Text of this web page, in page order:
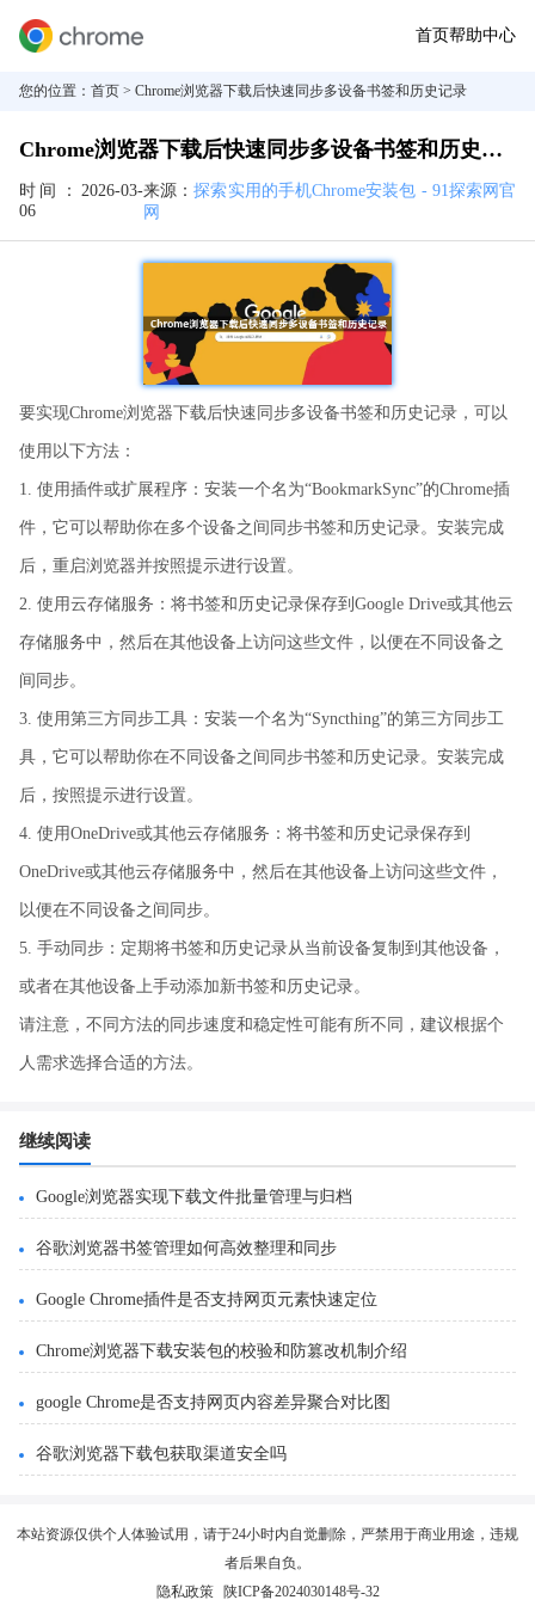
首页帮助中心
您的位置： 首页 > Chrome浏览器下载后快速同步多设备书签和历史记录
Chrome浏览器下载后快速同步多设备书签和历史记录
时间： 2026-03-
06
来源：探索实用的手机Chrome安装包 - 91探索网官
网
要实现Chrome浏览器下载后快速同步多设备书签和历史记录，可以
使用以下方法：
1. 使用插件或扩展程序：安装一个名为“BookmarkSync”的Chrome插
件，它可以帮助你在多个设备之间同步书签和历史记录。安装完成
后，重启浏览器并按照提示进行设置。
2. 使用云存储服务：将书签和历史记录保存到Google Drive或其他云
存储服务中，然后在其他设备上访问这些文件，以便在不同设备之
间同步。
3. 使用第三方同步工具：安装一个名为“Syncthing”的第三方同步工
具，它可以帮助你在不同设备之间同步书签和历史记录。安装完成
后，按照提示进行设置。
4. 使用OneDrive或其他云存储服务：将书签和历史记录保存到
OneDrive或其他云存储服务中，然后在其他设备上访问这些文件，
以便在不同设备之间同步。
5. 手动同步：定期将书签和历史记录从当前设备复制到其他设备，
或者在其他设备上手动添加新书签和历史记录。
请注意，不同方法的同步速度和稳定性可能有所不同，建议根据个
人需求选择合适的方法。
继续阅读
Google浏览器实现下载文件批量管理与归档
谷歌浏览器书签管理如何高效整理和同步
Google Chrome插件是否支持网页元素快速定位
Chrome浏览器下载安装包的校验和防篡改机制介绍
google Chrome是否支持网页内容差异聚合对比图
谷歌浏览器下载包获取渠道安全吗
本站资源仅供个人体验试用，请于24小时内自觉删除，严禁用于商业用途，违规
者后果自负。
隐私政策
陕ICP备2024030148号-32